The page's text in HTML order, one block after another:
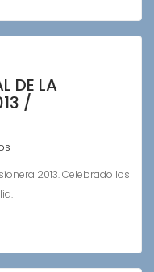
DE LA
/
2013. Celebrado los